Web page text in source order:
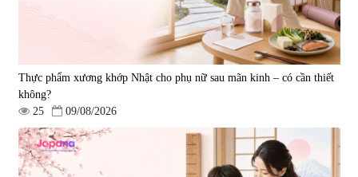
Thực phẩm xương khớp Nhật cho phụ nữ sau mãn kinh – có cần thiết
không?
25
09/08/2026